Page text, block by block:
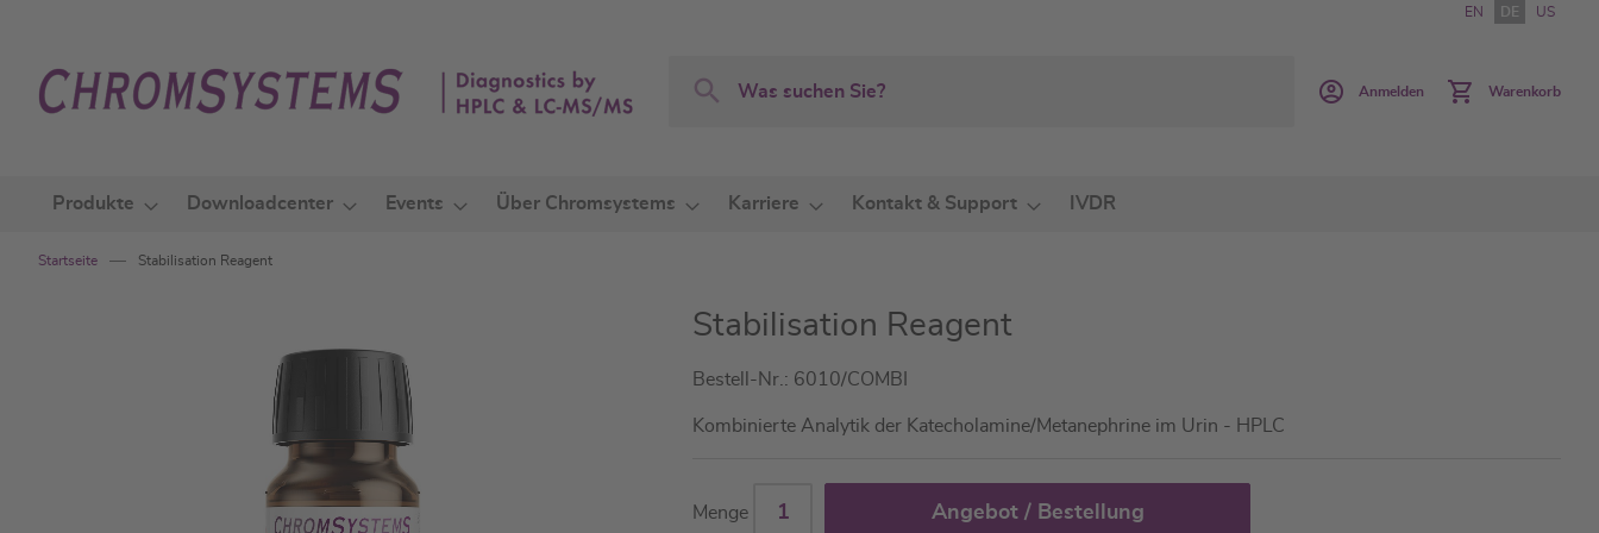
springen
EN DE US
Search
Anmelden Warenkorb
Produkte Downloadcenter Events Über Chromsystems Karriere Kontakt & Support IVDR
Startseite Stabilisation Reagent
Stabilisation Reagent
Bestell-Nr.: 6010/COMBI
Kombinierte Analytik der Katecholamine/Metanephrine im Urin - HPLC
Menge Angebot / Bestellung